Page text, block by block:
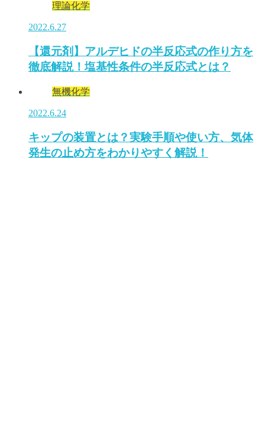
理論化学
2022.6.27
【還元剤】アルデヒドの半反応式の作り方を
徹底解説！塩基性条件の半反応式とは？
無機化学
2022.6.24
キップの装置とは？実験手順や使い方、気体
発生の止め方をわかりやすく解説！